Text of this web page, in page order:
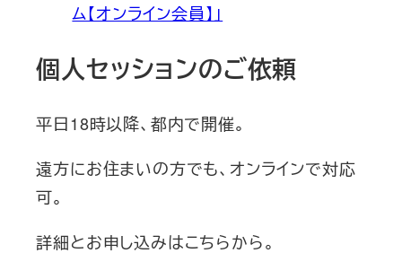
ム【オンライン会員】」
個人セッションのご依頼
平日18時以降、都内で開催。
遠方にお住まいの方でも、オンラインで対応
可。
詳細とお申し込みはこちらから。